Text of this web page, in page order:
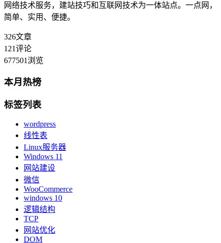
网络技术服务，建站技巧和互联网技术为一体站点。一点网，
简单、实用、便捷。
326文章
121评论
677501 浏览
本月热榜
标签列表
wordpress
线性表
Linux服务器
Windows 11
网站建设
微信
WooCommerce
windows 10
逻辑结构
TCP
网站优化
DOM